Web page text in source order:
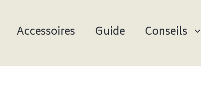
Accessoires Guide Conseils